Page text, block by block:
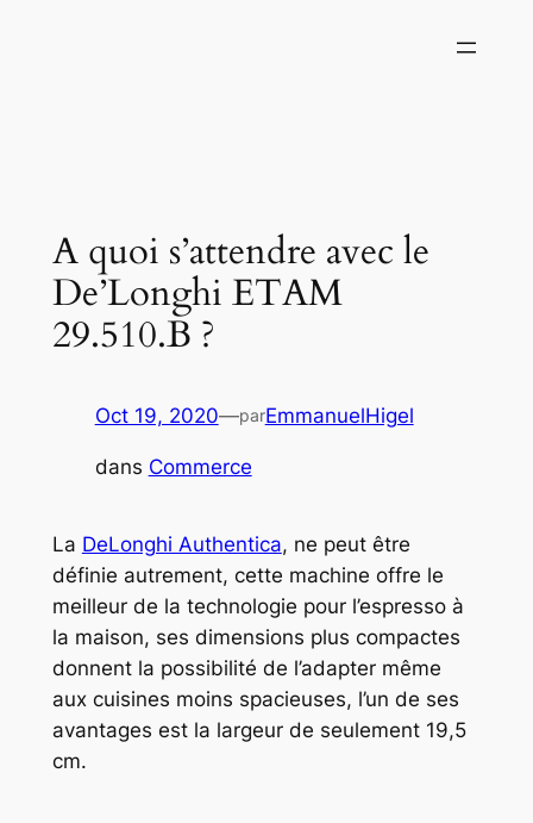
A quoi s’attendre avec le
De’Longhi ETAM
29.510.B ?
Oct 19, 2020—parEmmanuelHigel
dans Commerce
La DeLonghi Authentica, ne peut être
définie autrement, cette machine offre le
meilleur de la technologie pour l’espresso à
la maison, ses dimensions plus compactes
donnent la possibilité de l’adapter même
aux cuisines moins spacieuses, l’un de ses
avantages est la largeur de seulement 19,5
cm.